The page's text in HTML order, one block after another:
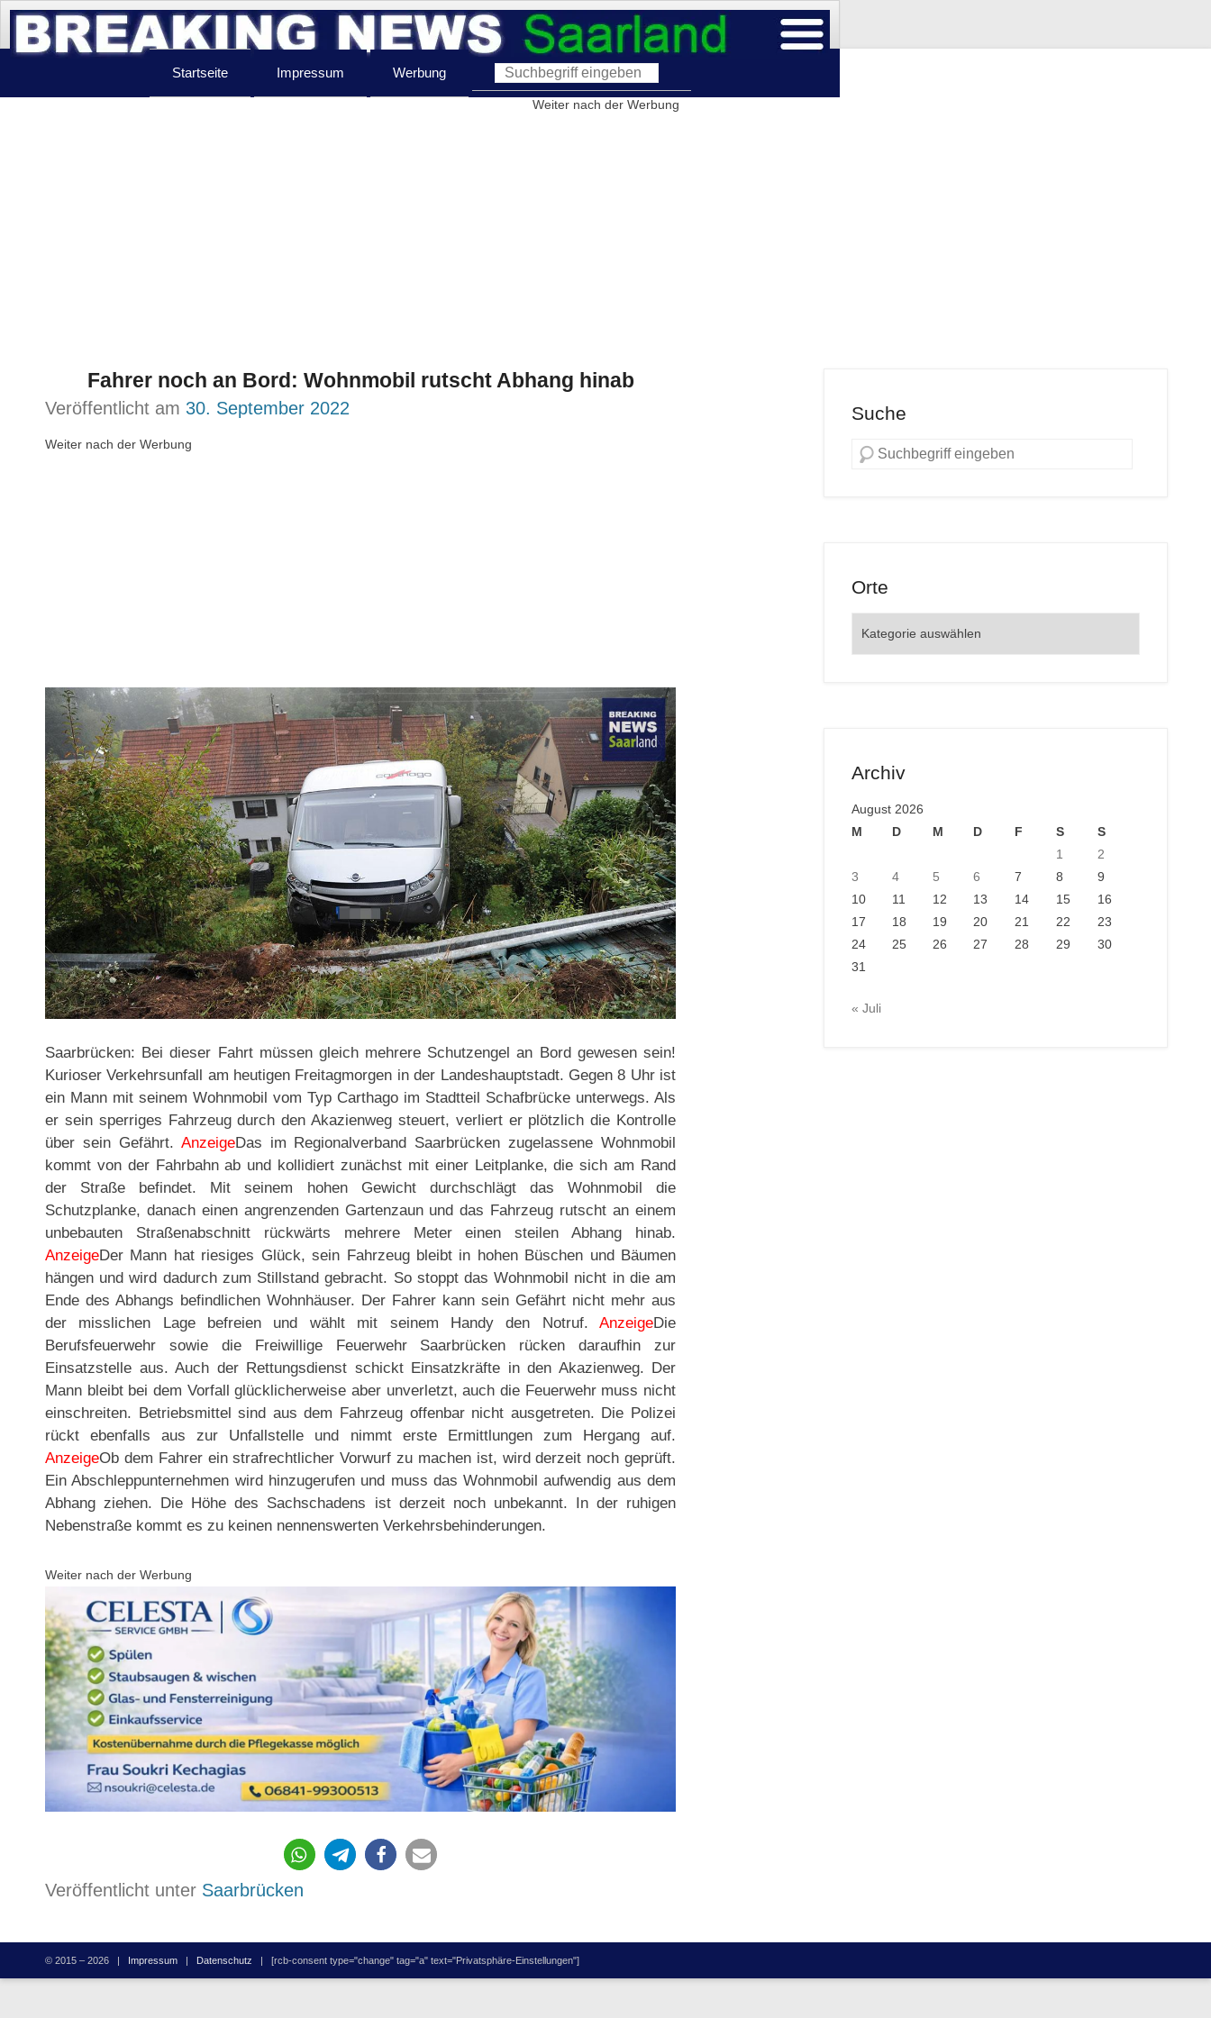
Startseite Impressum Werbung
Weiter nach der Werbung
Fahrer noch an Bord: Wohnmobil rutscht Abhang hinab
Veröffentlicht am 30. September 2022
Weiter nach der Werbung
Saarbrücken: Bei dieser Fahrt müssen gleich mehrere Schutzengel an Bord gewesen sein!
Kurioser Verkehrsunfall am heutigen Freitagmorgen in der Landeshauptstadt. Gegen 8 Uhr ist
ein Mann mit seinem Wohnmobil vom Typ Carthago im Stadtteil Schafbrücke unterwegs. Als
er sein sperriges Fahrzeug durch den Akazienweg steuert, verliert er plötzlich die Kontrolle
über sein Gefährt. AnzeigeDas im Regionalverband Saarbrücken zugelassene Wohnmobil
kommt von der Fahrbahn ab und kollidiert zunächst mit einer Leitplanke, die sich am Rand
der Straße befindet. Mit seinem hohen Gewicht durchschlägt das Wohnmobil die
Schutzplanke, danach einen angrenzenden Gartenzaun und das Fahrzeug rutscht an einem
unbebauten Straßenabschnitt rückwärts mehrere Meter einen steilen Abhang hinab.
AnzeigeDer Mann hat riesiges Glück, sein Fahrzeug bleibt in hohen Büschen und Bäumen
hängen und wird dadurch zum Stillstand gebracht. So stoppt das Wohnmobil nicht in die am
Ende des Abhangs befindlichen Wohnhäuser. Der Fahrer kann sein Gefährt nicht mehr aus
der misslichen Lage befreien und wählt mit seinem Handy den Notruf. AnzeigeDie
Berufsfeuerwehr sowie die Freiwillige Feuerwehr Saarbrücken rücken daraufhin zur
Einsatzstelle aus. Auch der Rettungsdienst schickt Einsatzkräfte in den Akazienweg. Der
Mann bleibt bei dem Vorfall glücklicherweise aber unverletzt, auch die Feuerwehr muss nicht
einschreiten. Betriebsmittel sind aus dem Fahrzeug offenbar nicht ausgetreten. Die Polizei
rückt ebenfalls aus zur Unfallstelle und nimmt erste Ermittlungen zum Hergang auf.
AnzeigeOb dem Fahrer ein strafrechtlicher Vorwurf zu machen ist, wird derzeit noch geprüft.
Ein Abschleppunternehmen wird hinzugerufen und muss das Wohnmobil aufwendig aus dem
Abhang ziehen. Die Höhe des Sachschadens ist derzeit noch unbekannt. In der ruhigen
Nebenstraße kommt es zu keinen nennenswerten Verkehrsbehinderungen.
Weiter nach der Werbung
127
Veröffentlicht unter Saarbrücken
Suche
Orte
Archiv
August 2026
M
D M D F S
S
1
2
3
4 5 6 7 8
9
10
11 12 13 14 15
16
17
18 19 20 21 22
23
24
25 26 27 28 29
30
31
« Juli
© 2015 – 2026 | Impressum | Datenschutz | [rcb-consent type="change" tag="a" text="Privatsphäre-Einstellungen"]